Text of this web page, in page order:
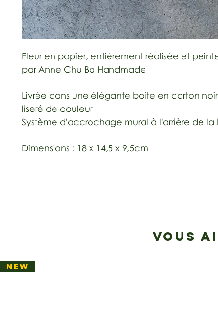
Fleur en papier, entièrement réalisée et
par Anne Chu Ba Handmade
Livrée dans une élégante boite en carton
liseré de couleur
Système d'accrochage mural à l'arrière de la
Dimensions : 18 x 14,5 x 9,5cm
VOUS
NEW